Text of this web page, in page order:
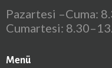
Pazartesi –Cuma:
Cumartesi:
Menü